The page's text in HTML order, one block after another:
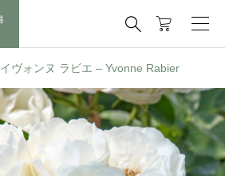

イヴォンヌ ラビエ – Yvonne Rabier